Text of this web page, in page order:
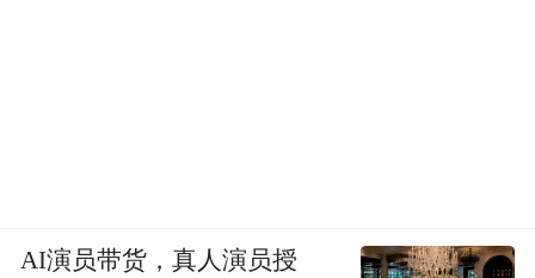
AI演员带货，真人演员授